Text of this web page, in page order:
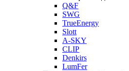
Q&F
SWG
TrueEnergy
Slott
A-SKY
CLIP
Denkirs
LumFer